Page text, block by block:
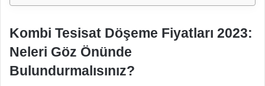
Kombi Tesisat Döşeme Fiyatları 2023:
Neleri Göz Önünde
Bulundurmalısınız?